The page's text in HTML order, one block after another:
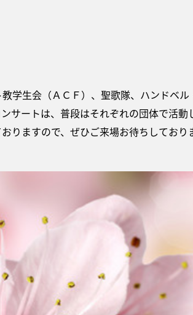
学生会（ＡＣＦ）、聖歌隊、ハンドベ
サートは、普段はそれぞれの団体で活
りますので、ぜひご来場お待ちしており